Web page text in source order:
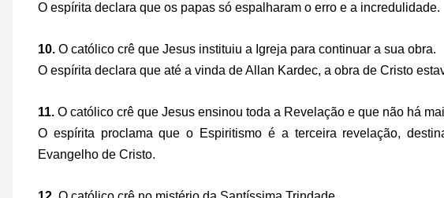
O espírita declara que os papas só espalharam o erro e a incredulidade.
10. O católico crê que Jesus instituiu a Igreja para continuar a sua obra.
O espírita declara que até a vinda de Allan Kardec, a obra de Cristo
11. O católico crê que Jesus ensinou toda a Revelação e que não há
O espírita proclama que o Espiritismo é a terceira revelação,
Evangelho de Cristo.